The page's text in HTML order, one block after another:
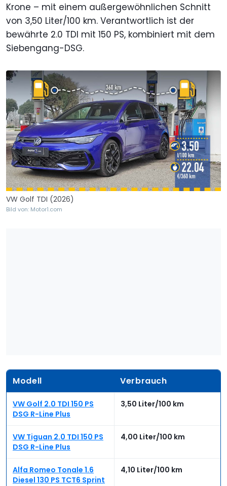
Krone – mit einem außergewöhnlichen Schnitt
von 3,50 Liter/100 km. Verantwortlich ist der
bewährte 2.0 TDI mit 150 PS, kombiniert mit dem
Siebengang-DSG.
VW Golf TDI (2026)
Bild von: Motor1.com
Modell Verbrauch
VW Golf 2.0 TDI 150 PS
DSG R-Line Plus
3,50 Liter/100 km
VW Tiguan 2.0 TDI 150 PS
DSG R-Line Plus
4,00 Liter/100 km
Alfa Romeo Tonale 1.6
Diesel 130 PS TCT6 Sprint
4,10 Liter/100 km